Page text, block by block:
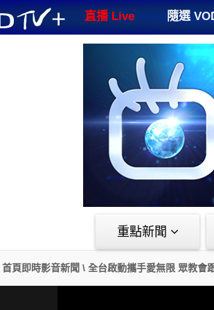
直播 Live 隨選
重點新聞
首頁即時影音新聞 \ 全台啟動攜手愛無限 眾教會